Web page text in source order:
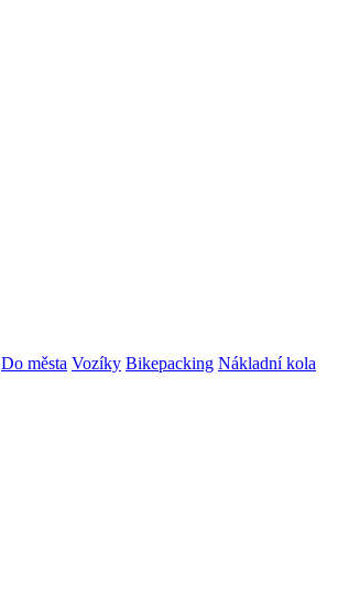
Do města Vozíky Bikepacking Nákladní kola